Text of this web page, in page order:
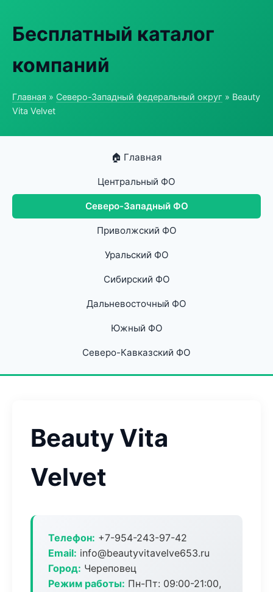
Бесплатный каталог
компаний
Главная » Северо-Западный федеральный округ » Beauty
Vita Velvet
🏠 Главная
Центральный ФО
Северо-Западный ФО
Приволжский ФО
Уральский ФО
Сибирский ФО
Дальневосточный ФО
Южный ФО
Северо-Кавказский ФО
Beauty Vita
Velvet
Телефон: +7-954-243-97-42
Email: info@beautyvitavelve653.ru
Город: Череповец
Режим работы: Пн-Пт: 09:00-21:00,